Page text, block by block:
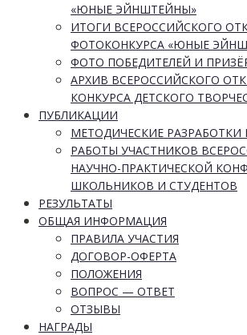
«ЮНЫЕ ЭЙНШТЕЙНЫ»
ИТОГИ ВСЕРОССИЙСКОГО
ФОТОКОНКУРСА «ЮНЫЕ
ФОТО ПОБЕДИТЕЛЕЙ И
АРХИВ ВСЕРОССИЙСКОГО
КОНКУРСА ДЕТСКОГО
ПУБЛИКАЦИИ
МЕТОДИЧЕСКИЕ РАЗРАБОТКИ
РАБОТЫ УЧАСТНИКОВ
НАУЧНО-ПРАКТИЧЕСКОЙ
ШКОЛЬНИКОВ И СТУДЕНТОВ
РЕЗУЛЬТАТЫ
ОБЩАЯ ИНФОРМАЦИЯ
ПРАВИЛА УЧАСТИЯ
ДОГОВОР-ОФЕРТА
ПОЛОЖЕНИЯ
ВОПРОС — ОТВЕТ
ОТЗЫВЫ
НАГРАДЫ